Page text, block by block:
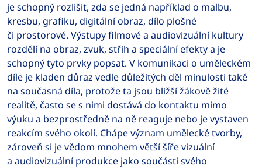
je schopný rozlišit, zda se jedná například o malbu,
kresbu, grafiku, digitální obraz, dílo plošné
či prostorové. Výstupy filmové a audiovizuální kultury
rozdělí na obraz, zvuk, střih a speciální efekty a je
schopný tyto prvky popsat. V komunikaci o uměleckém
díle je kladen důraz vedle důležitých děl minulosti také
na současná díla, protože ta jsou bližší žákově žité
realitě, často se s nimi dostává do kontaktu mimo
výuku a bezprostředně na ně reaguje nebo je vystaven
reakcím svého okolí. Chápe význam umělecké tvorby,
zároveň si je vědom mnohem větší šíře vizuální
a audiovizuální produkce jako součásti svého